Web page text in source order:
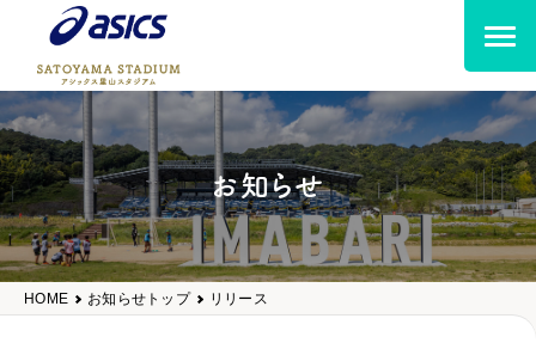
お知らせ
HOME お知らせトップ リリース